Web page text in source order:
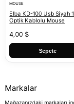
MOUSE
Elba KD-100 Usb Siyah
Optik Kablolu Mouse
4,00 $
Sepete
Markalar